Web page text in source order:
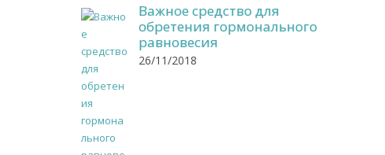
Важное средство для
обретения гормонального
равновесия
26/11/2018